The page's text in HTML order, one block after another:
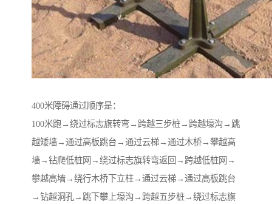
400米障碍通过顺序是：
100米跑→绕过标志旗转弯→跨越三步桩→跨越壕沟→跳
越矮墙→通过高板跳台→通过云梯→通过木桥→攀越高
墙→钻爬低桩网→绕过标志旗转弯返回→跨越低桩网→
攀越高墙→绕行木桥下立柱→通过云梯→通过高板跳台
→钻越洞孔→跳下攀上壕沟→跨越五步桩→绕过标志旗